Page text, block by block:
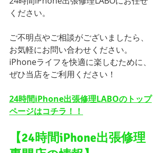
ください。
ご不明点やご相談がございましたら、
お気軽にお問い合わせください。
iPhoneライフを快適に楽しむために、
ぜひ当店をご利用ください！
24時間iPhone出張修理LABOのトップ
ページはコチラ！！
【24時間iPhone出張修理